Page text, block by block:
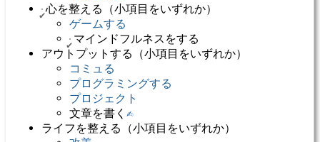
心を整える（小項目をいずれか）
ゲームする
マインドフルネスをする
アウトプットする（小項目をいずれか）
コミュる
プログラミングする
プロジェクト
文章を書く ✍️
ライフを整える（小項目をいずれか）